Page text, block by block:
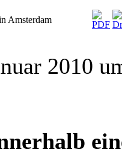
Amsterdam
2010